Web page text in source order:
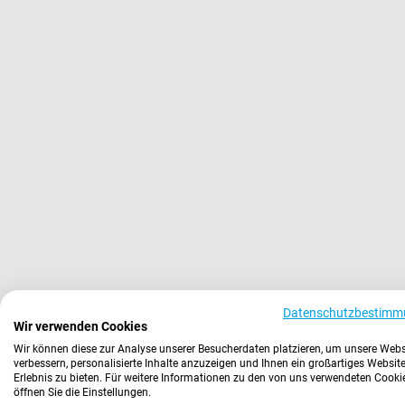
Wir verwenden Cookies
Wir können diese zur Analyse unserer Besucherdaten platzieren, um unsere
verbessern, personalisierte Inhalte anzuzeigen und Ihnen ein großartiges
Erlebnis zu bieten. Für weitere Informationen zu den von uns verwendeten
öffnen Sie die Einstellungen.